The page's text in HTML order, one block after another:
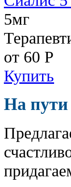
5мг
от 60 Р
Купить
На пути